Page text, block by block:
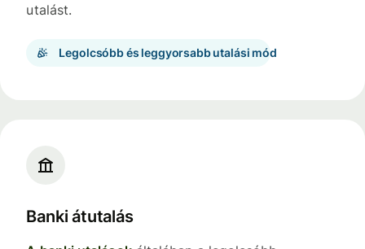
utalást.
Legolcsóbb és leggyorsabb utalási mód
Banki átutalás